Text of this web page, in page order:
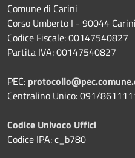
Comune di Carini
Corso Umberto I - 90044
Codice Fiscale: 00147540827
Partita IVA: 00147540827
PEC:
Centralino Unico: 091/
Codice Univoco Uffici
Codice IPA: c_b780